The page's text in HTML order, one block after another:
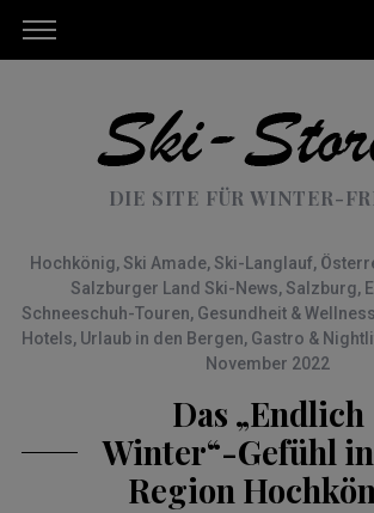
DIE SITE FÜR WINTER-
Hochkönig, Ski Amade, Ski-Langlauf,
Salzburger Land Ski-News, Salzburg,
Schneeschuh-Touren, Gesundheit & Wellness
Hotels, Urlaub in den Bergen, Gastro &
November 2022
Das „Endlich
Winter“-Gefühl
Region